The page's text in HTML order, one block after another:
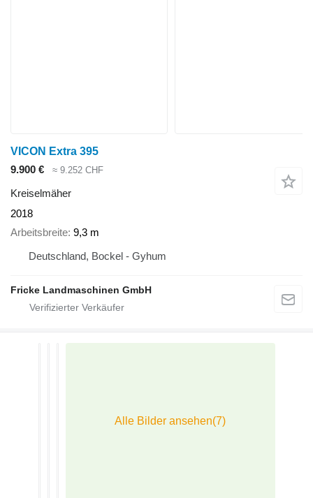
VICON Extra 395
9.900 €
≈ 9.252 CHF
Kreiselmäher
2018
Arbeitsbreite 9,3 m
Deutschland, Bockel - Gyhum
Fricke Landmaschinen GmbH